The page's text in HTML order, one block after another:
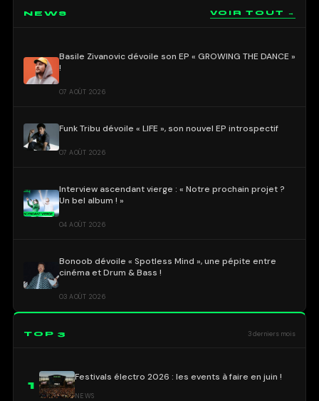
NEWS VOIR TOUT →
Basile Zivanovic dévoile son EP « GROWING THE DANCE »
!
07 AOÛT 2026
Funk Tribu dévoile « LIFE », son nouvel EP introspectif
07 AOÛT 2026
Interview ascendant vierge : « Notre prochain projet ?
Un bel album ! »
04 AOÛT 2026
Bonoob dévoile « Spotless Mind », une pépite entre
cinéma et Drum & Bass !
03 AOÛT 2026
TOP 3 3 derniers mois
1
Festivals électro 2026 : les events à faire en juin !
NEWS